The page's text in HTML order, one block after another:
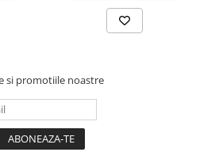
si promotiile noastre